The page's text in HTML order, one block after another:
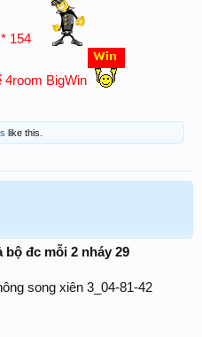
154
4room BigWin
like this.
bộ đc mỗi 2 nháy 29
song xiên 3_04-81-42